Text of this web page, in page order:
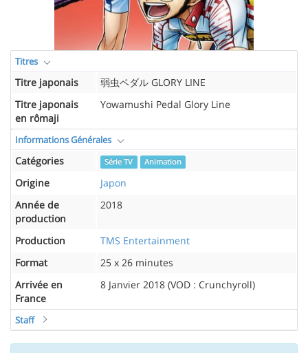
Titres
Titre japonais
弱虫ペダル GLORY LINE
Titre japonais
en rômaji
Yowamushi Pedal Glory Line
Informations Générales
Catégories Série TV Animation
Origine
Japon
Année de
production
2018
Production
TMS Entertainment
Format
25 x 26 minutes
Arrivée en
France
8 Janvier 2018 (VOD : Crunchyroll)
Staff